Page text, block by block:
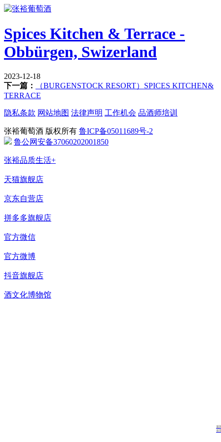
Spices Kitchen & Terrace -
Obbürgen, Swizerland
2023-12-18
下一篇：
（BURGENSTOCK RESORT）SPICES KITCHEN&
TERRACE
隐私条款 网站地图 法律声明 工作机会 品酒师培训
张裕葡萄酒 版权所有 鲁ICP备05011689号-2
鲁公网安备37060202001850
张裕品质生活+
天猫旗舰店
京东自营店
拼多多旗舰店
官方微信
官方微博
抖音旗舰店
酒文化博物馆
返
首